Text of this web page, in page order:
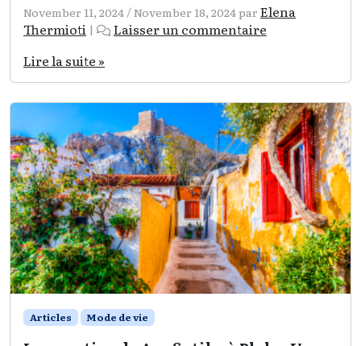
November 11, 2024 /November 18, 2024par Elena
Thermioti |
Laisser un commentaire
Lire la suite »
Articles Mode de vie